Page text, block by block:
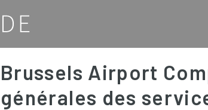
Brussels Airport
générales des